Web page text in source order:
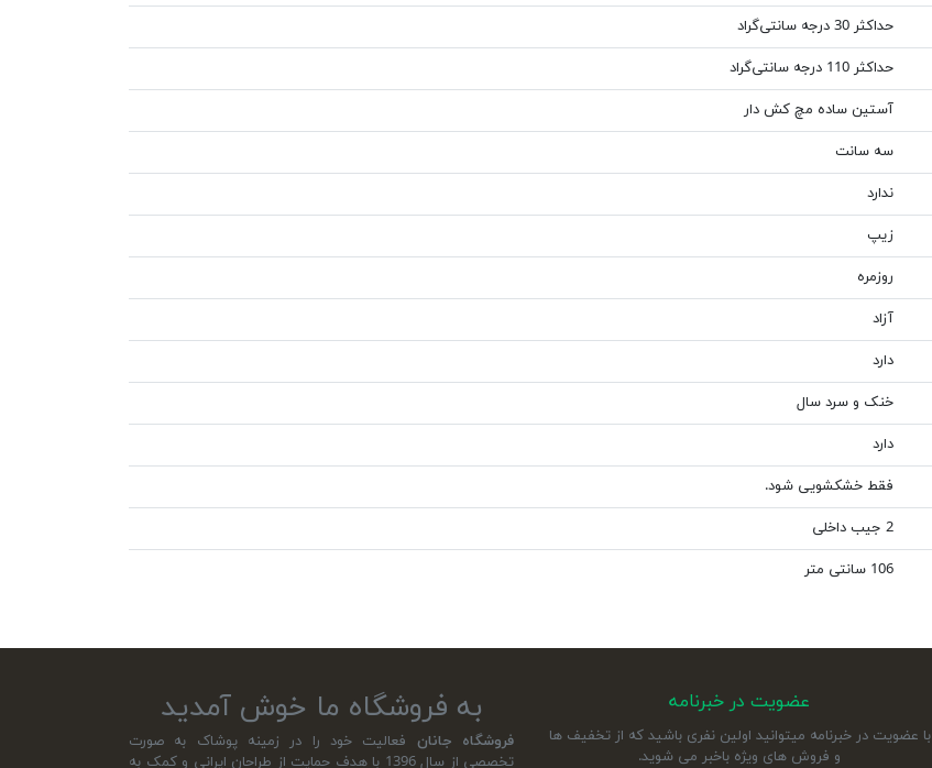
حداکثر 30 درجه سانتی‌گراد
حداکثر 110 درجه سانتی‌گراد
آستین ساده مچ کش دار
سه سانت
ندارد
زیپ
روزمره
آزاد
دارد
خنک و سرد سال
دارد
فقط خشکشویی شود.
2 جیب داخلی
106 سانتی متر
عضویت در خبرنامه
با عضویت در خبرنامه میتوانید اولین نفری باشید که از تخفیف ها
و فروش های ویژه باخبر می شوید.
به فروشگاه ما خوش آمدید
فروشگاه جانان فعالیت خود را در زمینه پوشاک به صورت
تخصصی از سال 1396 با هدف حمایت از طراحان ایرانی و کمک به